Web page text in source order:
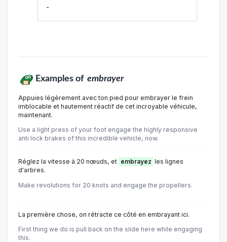
-
Examples of embrayer
Appuies légèrement avec ton pied pour embrayer le frein
imblocable et hautement réactif de cet incroyable véhicule,
maintenant.
Use a light press of your foot engage the highly responsive
anti lock brakes of this incredible vehicle, now.
Réglez la vitesse à 20 nœuds, et embrayez les lignes
d'arbres.
Make revolutions for 20 knots and engage the propellers.
La première chose, on rétracte ce côté en embrayant ici.
First thing we do is pull back on the slide here while engaging
this.